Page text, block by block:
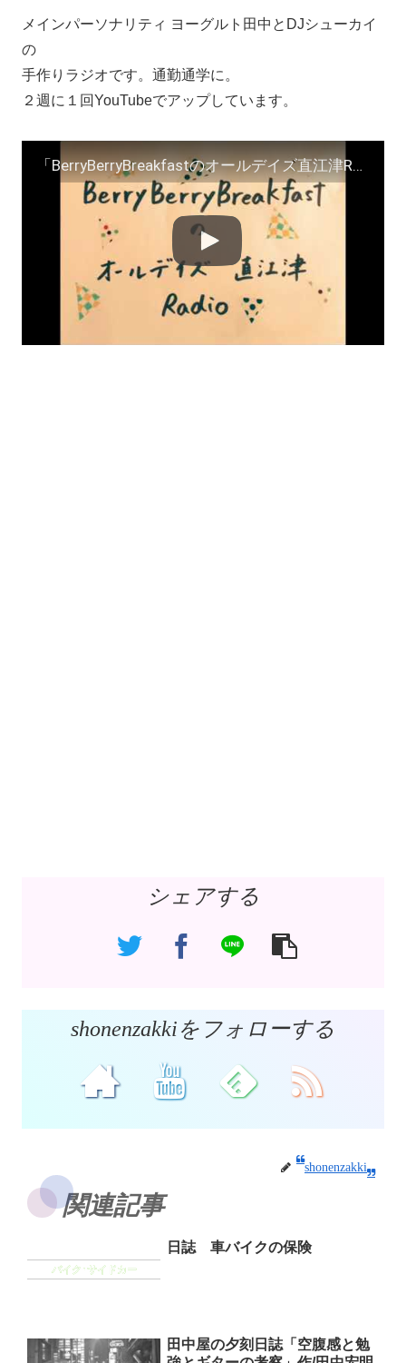
メインパーソナリティ ヨーグルト田中とDJシューカイ
の
手作りラジオです。通勤通学に。
２週に１回YouTubeでアップしています。
「BerryBerryBreakfastのオールデイズ直江津Radio～第２９回」
シェアする
shonenzakkiをフォローする
shonenzakki
関連記事
バイク･サイドカー
日誌 車バイクの保険
田中屋の夕刻日誌「空腹感と勉